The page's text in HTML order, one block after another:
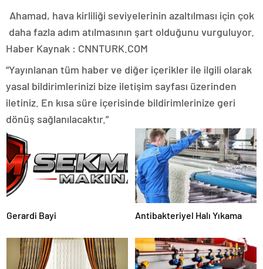
Ahamad, hava kirliliği seviyelerinin azaltılması için çok
daha fazla adım atılmasının şart olduğunu vurguluyor.
Haber Kaynak : CNNTURK.COM
“Yayınlanan tüm haber ve diğer içerikler ile ilgili olarak
yasal bildirimlerinizi bize iletişim sayfası üzerinden
iletiniz. En kısa süre içerisinde bildirimlerinize geri
dönüş sağlanılacaktır.”
Gerardi Bayi Antibakteriyel Halı Yıkama